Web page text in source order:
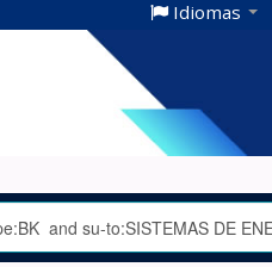
Idiomas